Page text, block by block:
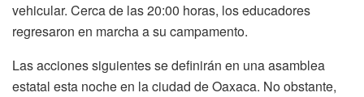
vehicular. Cerca de las 20:00 horas, los educadores
regresaron en marcha a su campamento.
Las acciones siguientes se definirán en una asamblea
estatal esta noche en la ciudad de Oaxaca. No obstante,